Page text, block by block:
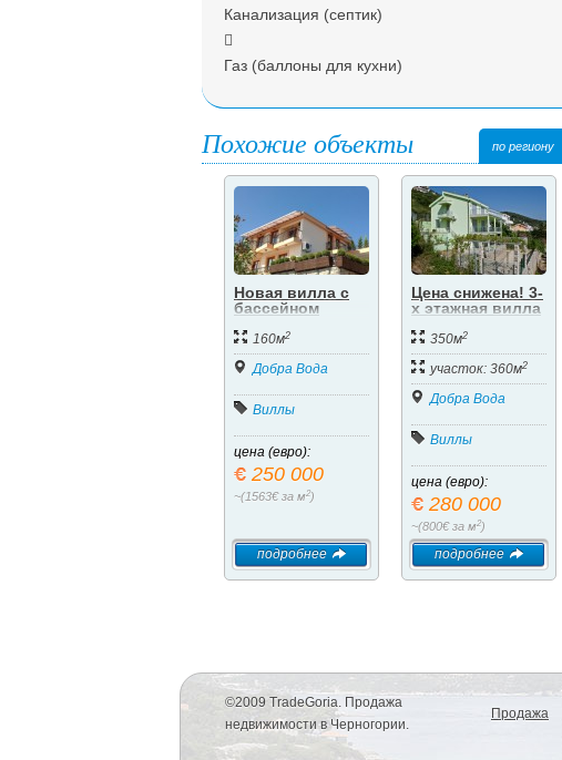
Канализация (септик)

Газ (баллоны для кухни)
Похожие объекты по региону
Новая вилла с
бассейном
160м2
Добра Вода
Виллы
цена (евро):
250 000
~(1563€ за м2)
подробнее
Цена снижена! 3-
х этажная вилла
фантастическим
видом на море!!!
350м2
участок: 360м2
Добра Вода
Виллы
цена (евро):
280 000
~(800€ за м2)
подробнее
©2009 TradeGoria. Продажа
недвижимости в Черногории.
Продажа